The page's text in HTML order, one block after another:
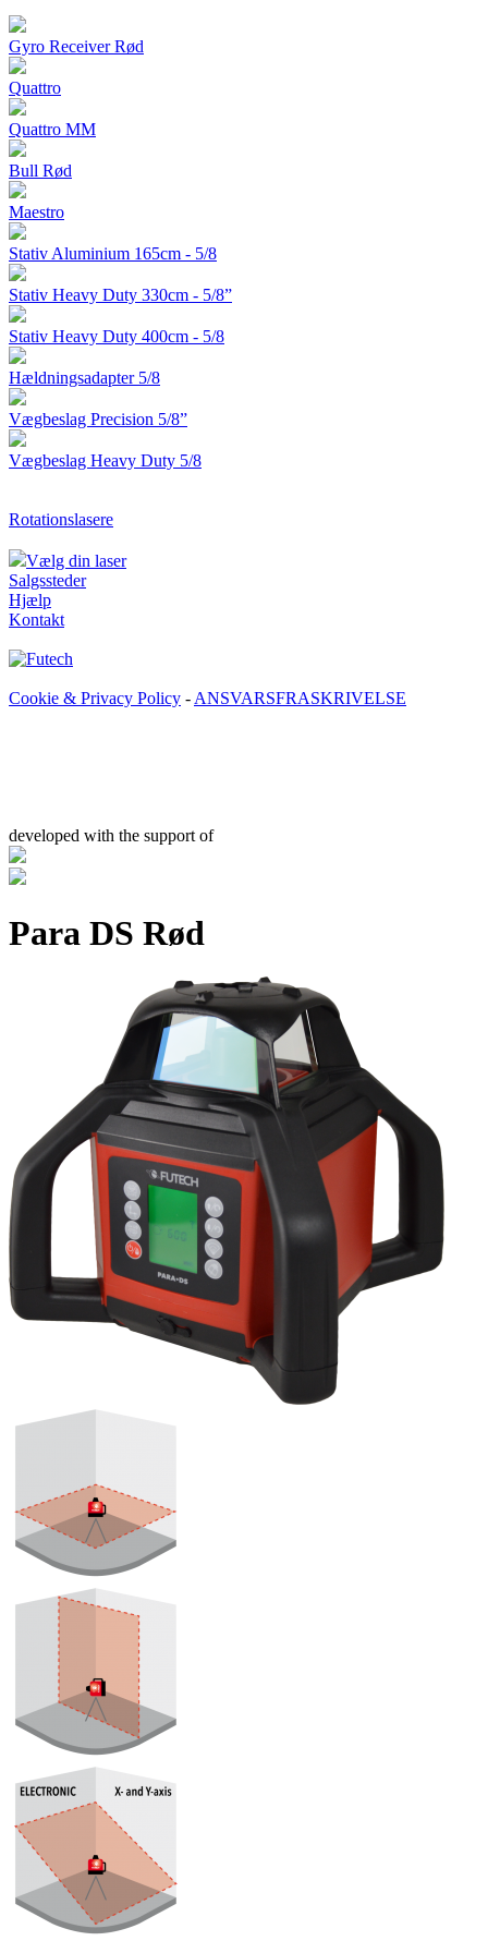
Gyro Receiver Rød
Quattro
Quattro MM
Bull Rød
Maestro
Stativ Aluminium 165cm - 5/8
Stativ Heavy Duty 330cm - 5/8”
Stativ Heavy Duty 400cm - 5/8
Hældningsadapter 5/8
Vægbeslag Precision 5/8”
Vægbeslag Heavy Duty 5/8
Rotationslasere
Vælg din laser
Salgssteder
Hjælp
Kontakt
Cookie & Privacy Policy - ANSVARSFRASKRIVELSE
developed with the support of
Para DS Rød